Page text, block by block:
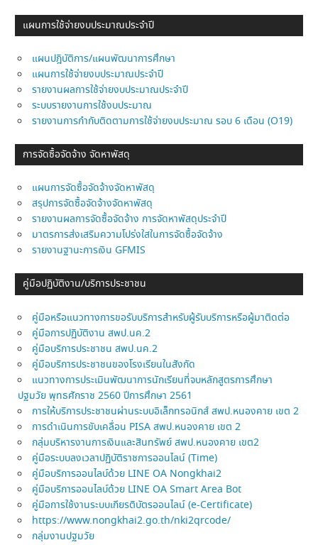
แผนการใช้จ่ายงบประมาณประจำปี
แผนปฎิบัติการ/แผนพัฒนาการศึกษา
แผนการใช้จ่ายงบประมาณประจำปี
รายงานผลการใช้จ่ายงบประมาณประจำปี
ระบบรายงานการใช้งบประมาณ
รายงานการกำกับติดตามการใช้จ่ายงบประมาณ รอบ 6 เดือน (O19)
การจัดซื้อจัดจ้าง จัดหาพัสดุ
แผนการจัดซื้อจัดจ้างจัดหาพัสดุ
สรุปการจัดซื้อจัดจ้างจัดหาพัสดุ
รายงานผลการจัดซื้อจัดจ้าง การจัดหาพัสดุประจำปี
มาตรการส่งเสริมความโปร่งใสในการจัดซื้อจัดจ้าง
รายงานฐานะการเงิน GFMIS
คู่มือปฏิบัติงาน/บริการประชาชน
คู่มือหรือแนวทางการขอรับบริการสำหรับผู้รับบริการหรือผู้มาติดต่อ
คู่มือการปฏิบัติงาน สพป.นค.2
คู่มือบริการประชาชน สพป.นค.2
คู่มือบริการประชาชนของโรงเรียนในสังกัด
แนวทางการประเมินพัฒนาการนักเรียนที่จบหลักสูตรการศึกษา
ปฐมวัย พุทธศักราช 2560 ปีการศึกษา 2561
การให้บริการประชาชนผ่านระบบอิเล็กทรอนิกส์ สพป.หนองคาย เขต 2
การดำเนินการขับเคลื่อน PISA สพป.หนองคาย เขต 2
กลุ่มบริหารงานการเงินและสินทรัพย์ สพป.หนองคาย เขต2
คู่มือระบบลงเวลาปฏิบัติราชการออนไลน์ (Time)
คู่มือบริการออนไลบ์ด้วย LINE OA Nongkhai2
คู่มือบริการออนไลบ์ด้วย LINE OA Smart Area Bot
คู่มือการใช้งานระบบเกียรติบัตรออนไลน์ (e-Certificate)
https://www.nongkhai2.go.th/nki2qrcode/
กลุ่มงานปฐมวัย